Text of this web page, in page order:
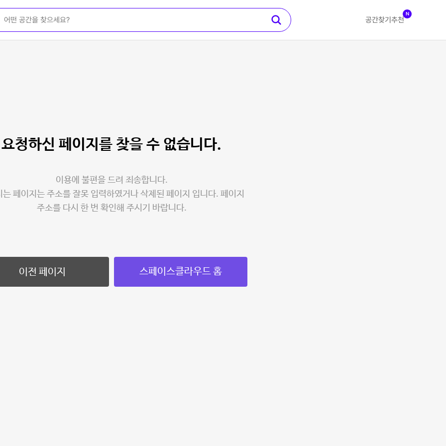
공간찾기 추천
N
요청하신 페이지를 찾을 수 없습니다.
이용에 불편을 드려 죄송합니다.
는 페이지는 주소를 잘못 입력하였거나 삭제된 페이지 입니다. 페이지
주소를 다시 한 번 확인해 주시기 바랍니다.
이전 페이지 스페이스클라우드 홈